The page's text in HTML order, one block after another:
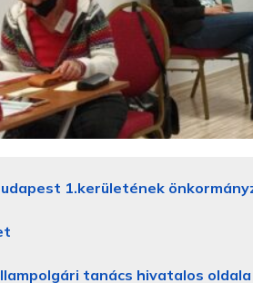
1.kerületének
tanács hivatalos oldala